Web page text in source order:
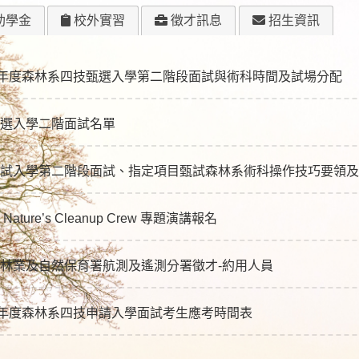
學金 校外實習 徵才訊息 招生資訊
度森林系四技甄選入學第二階段面試與術科時間及試場分配
入學二階面試名單
入學第二階段面試、指定項目甄試森林系術科操作技巧要領
Cleanup Crew 專題演講報名
業及自然保育署航測及遙測分署徵才-約用人員
度森林系四技申請入學面試考生應考時間表